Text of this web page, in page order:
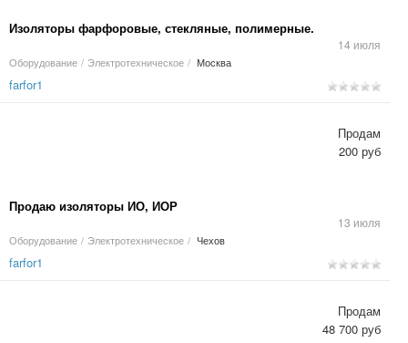
Изоляторы фарфоровые, стекляные, полимерные.
14 июля
Оборудование / Электротехническое / Москва
farfor1
Продаю изоляторы ИО, ИОР
13 июля
Оборудование / Электротехническое / Чехов
Продам
200 руб
farfor1
Продам
48 700 руб